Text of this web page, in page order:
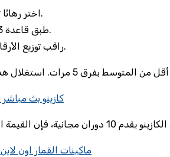
اختر رهانًا ثابتًا لا يتجاوز 2% من رأس المال الكلي.
طبق قاعدة 3 خسارات متتالية لتعديل حجم الرهان.
راقب توزيع الأرقام في آخر 100 سحب لتحديد الفجوات.
كازينو بث مباشر
ماكينات القمار اون